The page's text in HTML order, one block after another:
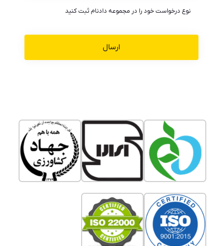
نوع درخواست خود را در مجموعه دادنام ثبت کنید